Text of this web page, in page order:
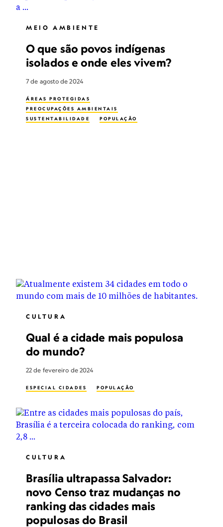
MEIO AMBIENTE
O que são povos indígenas
isolados e onde eles vivem?
7 de agosto de 2024
ÁREAS PROTEGIDAS
PREOCUPAÇÕES AMBIENTAIS
SUSTENTABILIDADE
POPULAÇÃO
CULTURA
Qual é a cidade mais populosa
do mundo?
22 de fevereiro de 2024
ESPECIAL CIDADES POPULAÇÃO
CULTURA
Brasília ultrapassa Salvador:
novo Censo traz mudanças no
ranking das cidades mais
populosas do Brasil